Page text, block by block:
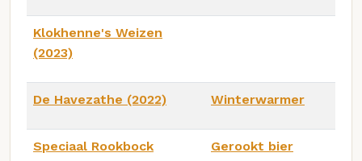
Klokhenne's Weizen
(2023)
De Havezathe (2022) Winterwarmer
Speciaal Rookbock Gerookt bier